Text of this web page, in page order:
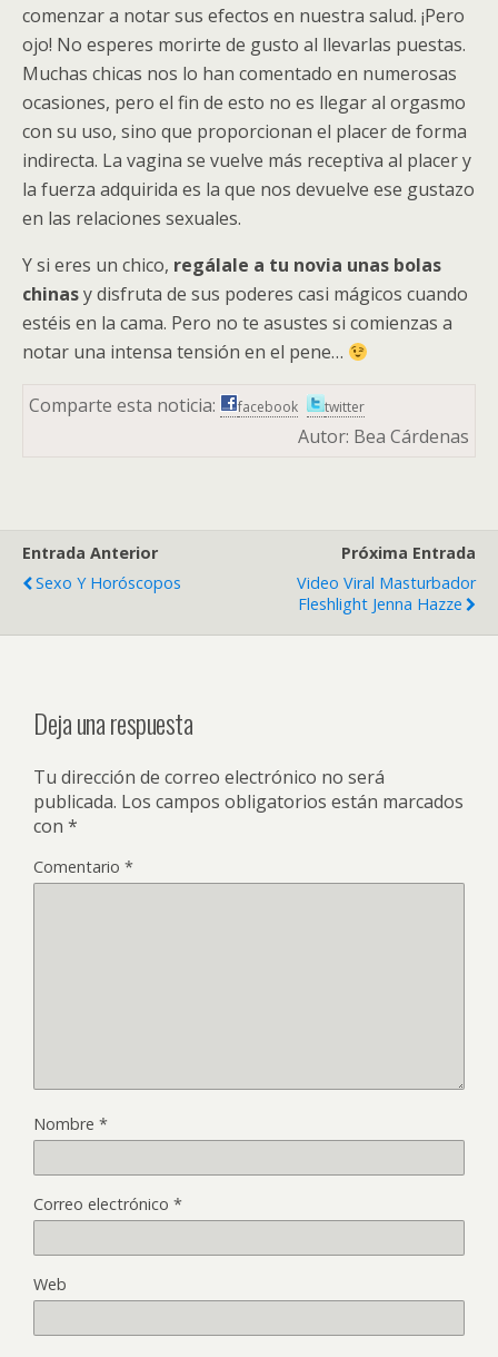
comenzar a notar sus efectos en nuestra salud. ¡Pero
ojo! No esperes morirte de gusto al llevarlas puestas.
Muchas chicas nos lo han comentado en numerosas
ocasiones, pero el fin de esto no es llegar al orgasmo
con su uso, sino que proporcionan el placer de forma
indirecta. La vagina se vuelve más receptiva al placer y
la fuerza adquirida es la que nos devuelve ese gustazo
en las relaciones sexuales.
Y si eres un chico, regálale a tu novia unas bolas
chinasy disfruta de sus poderes casi mágicos cuando
estéis en la cama. Pero no te asustes si comienzas a
notar una intensa tensión en el pene…
Comparte esta noticia: facebook twitter
Autor: Bea Cárdenas
Entrada Anterior
Sexo Y Horóscopos
Próxima Entrada
Video Viral Masturbador
Fleshlight Jenna Hazze
Deja una respuesta
Tu dirección de correo electrónico no será
publicada. Los campos obligatorios están marcados
con *
Comentario *
Nombre *
Correo electrónico *
Web